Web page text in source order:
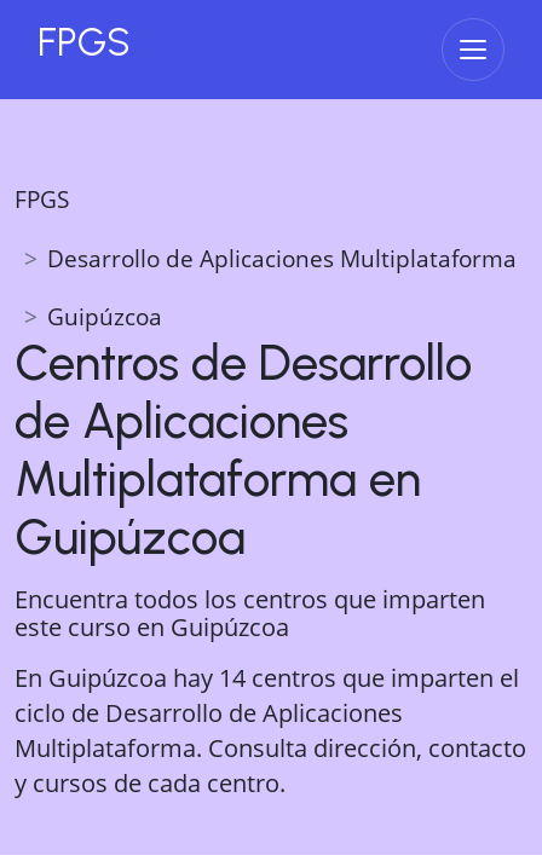
FPGS Abrir
FPGS
Desarrollo de Aplicaciones Multiplataforma
Guipúzcoa
Centros de Desarrollo
de Aplicaciones
Multiplataforma en
Guipúzcoa
Encuentra todos los centros que imparten
este curso en Guipúzcoa
En Guipúzcoa hay 14 centros que imparten el
ciclo de Desarrollo de Aplicaciones
Multiplataforma. Consulta dirección, contacto
y cursos de cada centro.